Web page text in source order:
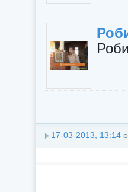
17-03-2013, 13:14